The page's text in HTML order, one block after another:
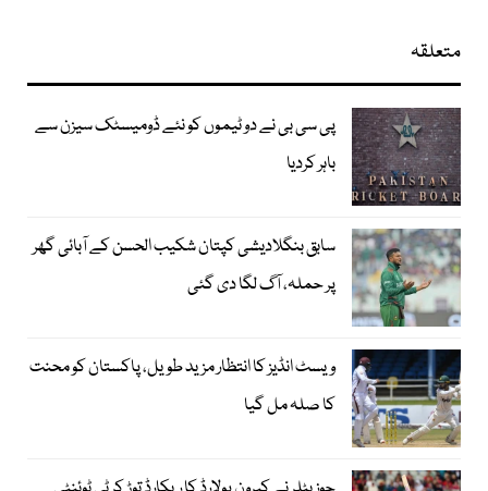
متعلقہ
پی سی بی نے دو ٹیموں کو نئے ڈومیسٹک سیزن سے
باہر کردیا
سابق بنگلادیشی کپتان شکیب الحسن کے آبائی گھر
پر حملہ، آگ لگا دی گئی
ویسٹ انڈیز کا انتظار مزید طویل، پاکستان کو محنت
کا صلہ مل گیا